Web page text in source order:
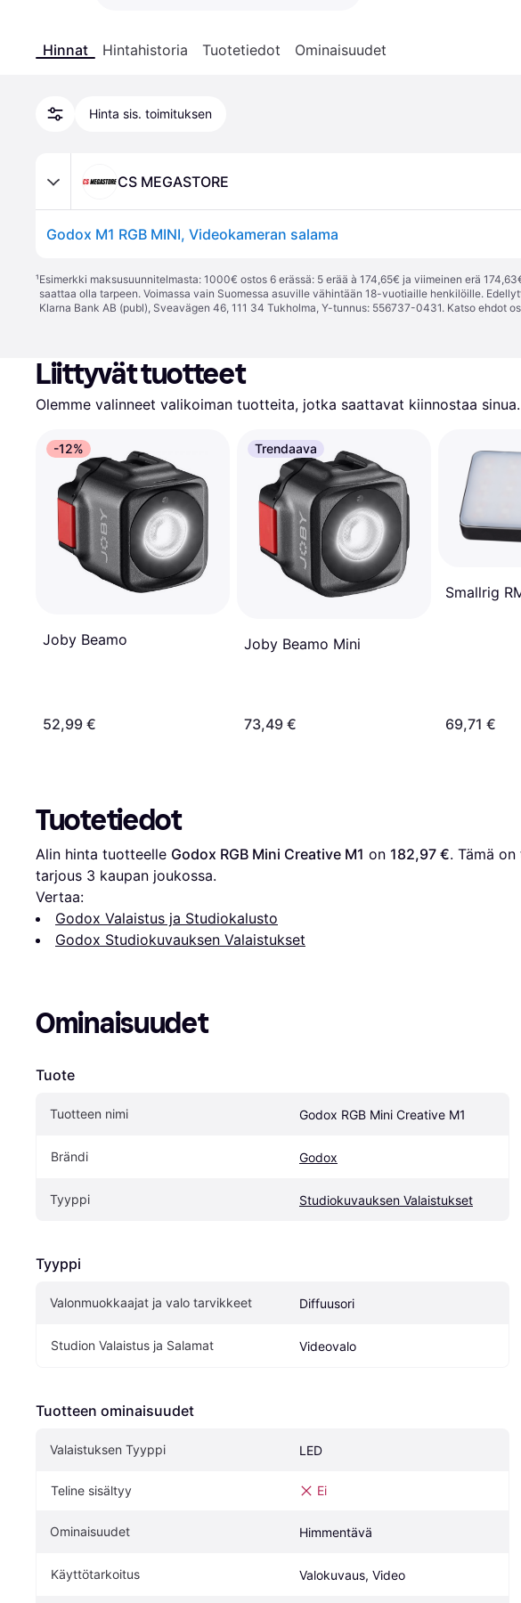
Hinnat Hintahistoria Tuotetiedot Ominaisuudet
Hinta sis. toimituksen
CS MEGASTORE
Godox M1 RGB MINI, Videokameran salama
¹Esimerkki maksusuunnitelmasta: 1000€ ostos 6 erässä: 5 erää à 174,65€ ja viimeinen erä
saattaa olla tarpeen. Voimassa vain Suomessa asuville vähintään 18-vuotiaille henkilöille.
Klarna Bank AB (publ), Sveavägen 46, 111 34 Tukholma, Y-tunnus: 556737-0431. Katso ehdot
Liittyvät tuotteet
Olemme valinneet valikoiman tuotteita, jotka saattavat kiinnostaa sinua.
-12%
Joby Beamo
52,99 €
Trendaava
Joby Beamo Mini
73,49 €
Smallrig
69,71 €
Tuotetiedot
Alin hinta tuotteelle Godox RGB Mini Creative M1 on 182,97 €. Tämä
tarjous 3 kaupan joukossa.
Vertaa:
Godox Valaistus ja Studiokalusto
Godox Studiokuvauksen Valaistukset
Ominaisuudet
Tuote
Tuotteen nimi Godox RGB Mini Creative M1
Brändi Godox
Tyyppi Studiokuvauksen Valaistukset
Tyyppi
Valonmuokkaajat ja valo tarvikkeet Diffuusori
Studion Valaistus ja Salamat Videovalo
Tuotteen ominaisuudet
Valaistuksen Tyyppi LED
Teline sisältyy Ei
Ominaisuudet Himmentävä
Käyttötarkoitus Valokuvaus, Video